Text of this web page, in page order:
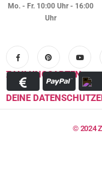
Mo. - Fr. 10:00 Uhr - 16:00
Uhr
ZAHLUNGSARTEN
DEINE
© 2024